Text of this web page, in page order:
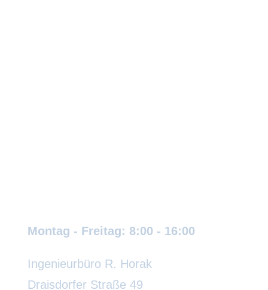
Montag - Freitag: 8:00 - 16:00
Ingenieurbüro R. Horak
Draisdorfer Straße 49